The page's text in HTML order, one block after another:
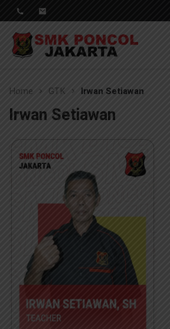
SMK Poncol Jakarta
Pendidikan Berkwalitas, Masa Depan Unggul
Home GTK Irwan Setiawan
Irwan Setiawan